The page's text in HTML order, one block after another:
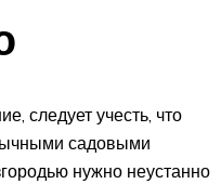
следует учесть, что
садовыми
нужно неустанно